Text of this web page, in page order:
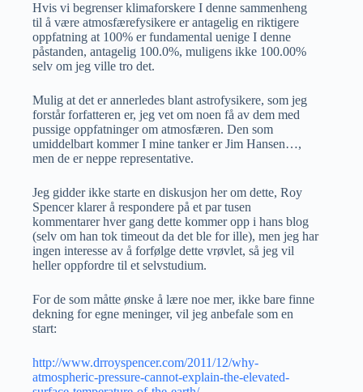
Hvis vi begrenser klimaforskere I denne sammenheng
til å være atmosfærefysikere er antagelig en riktigere
oppfatning at 100% er fundamental uenige I denne
påstanden, antagelig 100.0%, muligens ikke 100.00%
selv om jeg ville tro det.
Mulig at det er annerledes blant astrofysikere, som jeg
forstår forfatteren er, jeg vet om noen få av dem med
pussige oppfatninger om atmosfæren. Den som
umiddelbart kommer I mine tanker er Jim Hansen…,
men de er neppe representative.
Jeg gidder ikke starte en diskusjon her om dette, Roy
Spencer klarer å respondere på et par tusen
kommentarer hver gang dette kommer opp i hans blog
(selv om han tok timeout da det ble for ille), men jeg har
ingen interesse av å forfølge dette vrøvlet, så jeg vil
heller oppfordre til et selvstudium.
For de som måtte ønske å lære noe mer, ikke bare finne
dekning for egne meninger, vil jeg anbefale som en
start:
http://www.drroyspencer.com/2011/12/why-
atmospheric-pressure-cannot-explain-the-elevated-